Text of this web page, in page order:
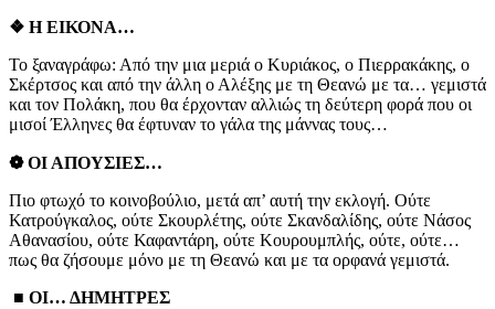
❖ Η ΕΙΚΟΝΑ…
Το ξαναγράφω: Από την μια μεριά ο Κυριάκος, ο Πιερρακάκης, ο
Σκέρτσος και από την άλλη ο Αλέξης με τη Θεανώ με τα… γεμιστά
και τον Πολάκη, που θα έρχονταν αλλιώς τη δεύτερη φορά που οι
μισοί Έλληνες θα έφτυναν το γάλα της μάννας τους…
❁ ΟΙ ΑΠΟΥΣΙΕΣ…
Πιο φτωχό το κοινοβούλιο, μετά απ’ αυτή την εκλογή. Ούτε
Κατρούγκαλος, ούτε Σκουρλέτης, ούτε Σκανδαλίδης, ούτε Νάσος
Αθανασίου, ούτε Καφαντάρη, ούτε Κουρουμπλής, ούτε, ούτε…
πως θα ζήσουμε μόνο με τη Θεανώ και με τα ορφανά γεμιστά.
■ ΟΙ… ΔΗΜΗΤΡΕΣ